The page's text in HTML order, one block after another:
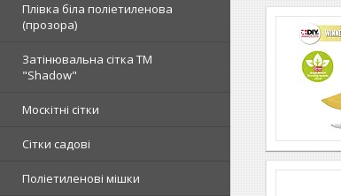
Плівка біла поліетиленова
(прозора)
Затінювальна сітка ТМ
"Shadow"
Москітні сітки
Сітки садові
Поліетиленові мішки